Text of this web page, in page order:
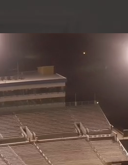
a Emive&Co reúne em um só